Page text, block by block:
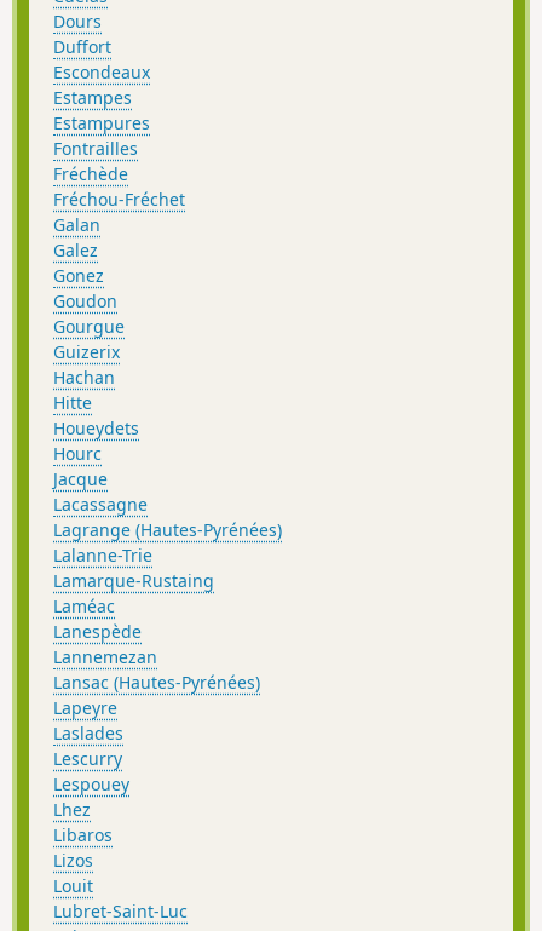
Dours
Duffort
Escondeaux
Estampes
Estampures
Fontrailles
Fréchède
Fréchou-Fréchet
Galan
Galez
Gonez
Goudon
Gourgue
Guizerix
Hachan
Hitte
Houeydets
Hourc
Jacque
Lacassagne
Lagrange (Hautes-Pyrénées)
Lalanne-Trie
Lamarque-Rustaing
Laméac
Lanespède
Lannemezan
Lansac (Hautes-Pyrénées)
Lapeyre
Laslades
Lescurry
Lespouey
Lhez
Libaros
Lizos
Louit
Lubret-Saint-Luc